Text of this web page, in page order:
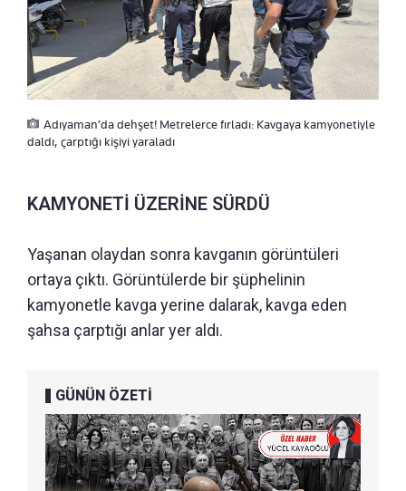
Adıyaman’da dehşet! Metrelerce fırladı: Kavgaya kamyonetiyle
daldı, çarptığı kişiyi yaraladı
KAMYONETİ ÜZERİNE SÜRDÜ
Yaşanan olaydan sonra kavganın görüntüleri
ortaya çıktı. Görüntülerde bir şüphelinin
kamyonetle kavga yerine dalarak, kavga eden
şahsa çarptığı anlar yer aldı.
GÜNÜN ÖZETİ